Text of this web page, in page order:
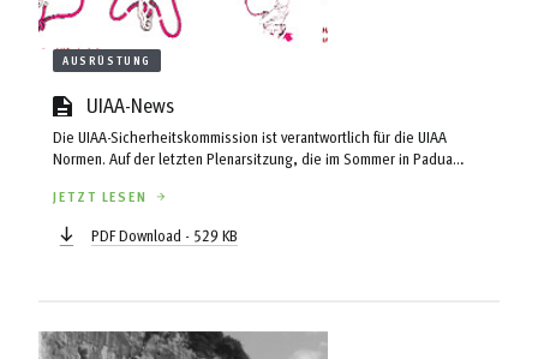
AUSRÜSTUNG
UIAA-News
Die UIAA-Sicherheitskommission ist verantwortlich für die UIAA
Normen. Auf der letzten Plenarsitzung, die im Sommer in Padua
gefasst.
JETZT LESEN
PDF Download - 529 KB